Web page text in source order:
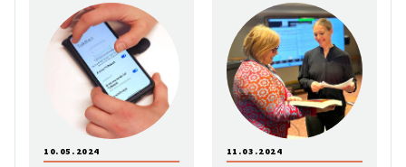
10.05.2024 11.03.2024